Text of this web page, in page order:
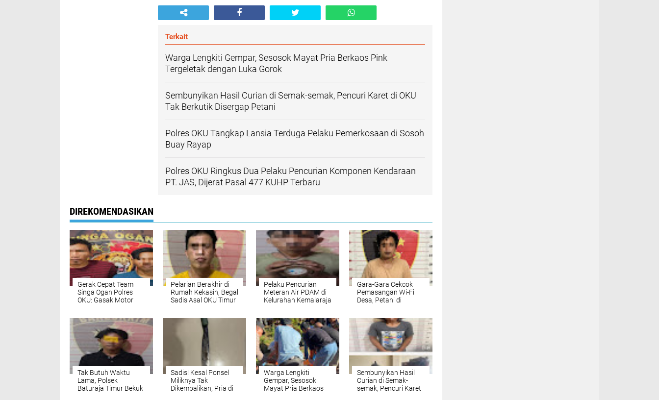
Terkait
Warga Lengkiti Gempar, Sesosok Mayat Pria Berkaos Pink
Tergeletak dengan Luka Gorok
Sembunyikan Hasil Curian di Semak-semak, Pencuri Karet di OKU
Tak Berkutik Disergap Petani
Polres OKU Tangkap Lansia Terduga Pelaku Pemerkosaan di Sosoh
Buay Rayap
Polres OKU Ringkus Dua Pelaku Pencurian Komponen Kendaraan
PT. JAS, Dijerat Pasal 477 KUHP Terbaru
DIREKOMENDASIKAN
Gerak Cepat Team
Singa Ogan Polres
OKU: Gasak Motor
Berakhir di Jeruji Besi
Pelarian Berakhir di
Rumah Kekasih, Begal
Sadis Asal OKU Timur
Pelaku Pencurian
Meteran Air PDAM di
Kelurahan Kemalaraja
Gara-Gara Cekcok
Pemasangan Wi-Fi
Desa, Petani di
Mediasi
Tak Butuh Waktu
Lama, Polsek
Baturaja Timur Bekuk
Sadis! Kesal Ponsel
Miliknya Tak
Dikembalikan, Pria di
Warga Lengkiti
Gempar, Sesosok
Mayat Pria Berkaos
Sembunyikan Hasil
Curian di Semak-
semak, Pencuri Karet